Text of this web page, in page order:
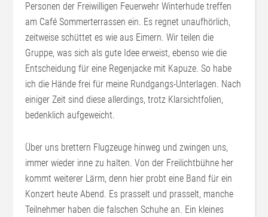
Personen der Freiwilligen Feuerwehr Winterhude treffen
am Café Sommerterrassen ein. Es regnet unaufhörlich,
zeitweise schüttet es wie aus Eimern. Wir teilen die
Gruppe, was sich als gute Idee erweist, ebenso wie die
Entscheidung für eine Regenjacke mit Kapuze. So habe
ich die Hände frei für meine Rundgangs-Unterlagen. Nach
einiger Zeit sind diese allerdings, trotz Klarsichtfolien,
bedenklich aufgeweicht.
Über uns brettern Flugzeuge hinweg und zwingen uns,
immer wieder inne zu halten. Von der Freilichtbühne her
kommt weiterer Lärm, denn hier probt eine Band für ein
Konzert heute Abend. Es prasselt und prasselt, manche
Teilnehmer haben die falschen Schuhe an. Ein kleines